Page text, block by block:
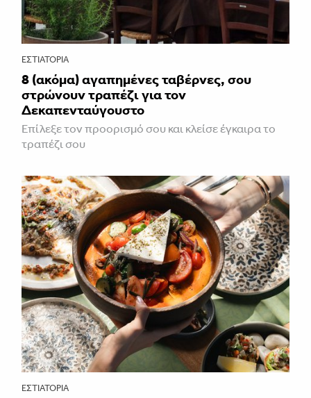
ΕΣΤΙΑΤΌΡΙΑ
8 (ακόμα) αγαπημένες ταβέρνες, σου
στρώνουν τραπέζι για τον
Δεκαπενταύγουστο
Επίλεξε τον προορισμό σου και κλείσε έγκαιρα το
τραπέζι σου
ΕΣΤΙΑΤΌΡΙΑ